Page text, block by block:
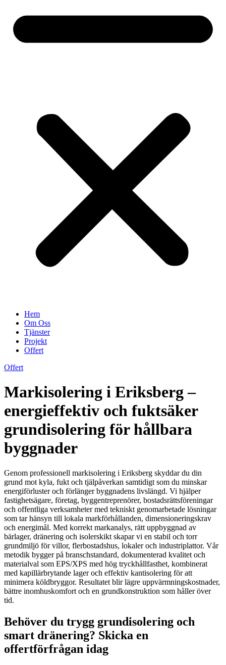
Hem
Om Oss
Tjänster
Projekt
Offert
Offert
Markisolering i Eriksberg –
energieffektiv och fuktsäker
grundisolering för hållbara
byggnader
Genom professionell markisolering i Eriksberg skyddar du din
grund mot kyla, fukt och tjälpåverkan samtidigt som du minskar
energiförluster och förlänger byggnadens livslängd. Vi hjälper
fastighetsägare, företag, byggentreprenörer, bostadsrättsföreningar
och offentliga verksamheter med tekniskt genomarbetade lösningar
som tar hänsyn till lokala markförhållanden, dimensioneringskrav
och energimål. Med korrekt markanalys, rätt uppbyggnad av
bärlager, dränering och isolerskikt skapar vi en stabil och torr
grundmiljö för villor, flerbostadshus, lokaler och industriplattor. Vår
metodik bygger på branschstandard, dokumenterad kvalitet och
materialval som EPS/XPS med hög tryckhållfasthet, kombinerat
med kapillärbrytande lager och effektiv kantisolering för att
minimera köldbryggor. Resultatet blir lägre uppvärmningskostnader,
bättre inomhuskomfort och en grundkonstruktion som håller över
tid.
Behöver du trygg grundisolering och
smart dränering? Skicka en
offertförfrågan idag